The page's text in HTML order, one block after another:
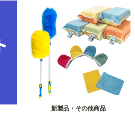
新製品・その他商品